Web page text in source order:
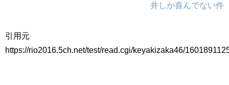
アイドル – ぷぅアンテナ / 【乃木坂46】井上和の『なぎおはぎ』って こん
ーン.gif
ふぇどみ！ / 【画像】スポ－ツキャスターお姉さん・ハメまくりだったｗｗ
井しか喜んでない件
引用元
https://rio2016.5ch.net/test/read.cgi/keyakizaka46/